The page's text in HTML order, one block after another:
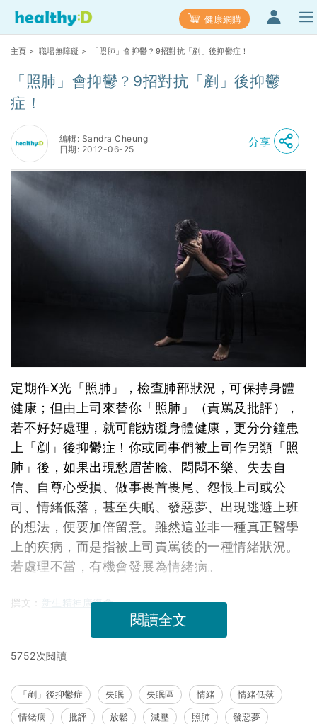
健康網購
主頁 > 職場無障礙 > 「照肺」會抑鬱？9招對抗「剷」後抑鬱症！
「照肺」會抑鬱？9招對抗「剷」後抑鬱
症！
編輯: Sandra Cheung
日期: 2012-06-25
分享
定期作X光「照肺」，檢查肺部狀況，可保持身體
健康；但由上司來替你「照肺」（責罵及批評），
若不好好處理，就可能妨礙身體健康，更分分鐘患
上「剷」後抑鬱症！你或同事們被上司作另類「照
肺」後，如果出現愁眉苦臉、悶悶不樂、失去自
信、自尊心受損、做事畏首畏尾、怨恨上司或公
司、情緒低落，甚至失眠、發惡夢、出現逃避上班
的想法，便要加倍留意。雖然這並非一種真正醫學
上的疾病，而是指被上司責罵後的一種情緒狀況。
若處理不當，有機會發展為情緒病。
撰文： 新生精神康復會
閱讀全文
5752次閱讀
「剷」後抑鬱症 失眠 失眠區 情緒
情緒低落
情緒病
批評 放鬆 減壓 照肺
發惡夢